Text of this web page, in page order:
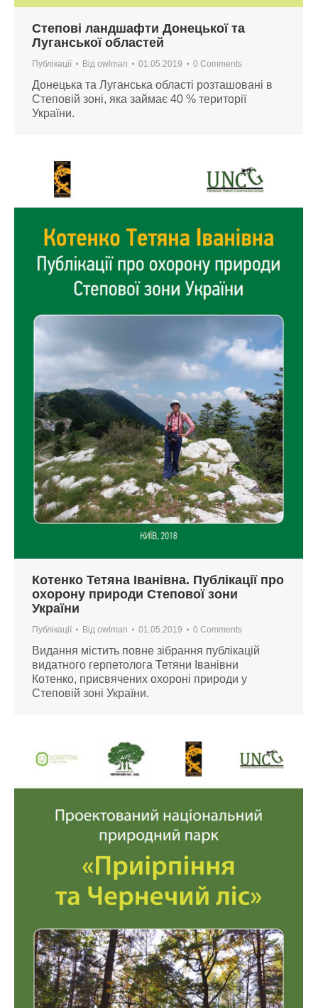
Степові ландшафти Донецької та
Луганської областей
Публікації Від owlman 01.05.2019 0 Comments
Донецька та Луганська області розташовані в
Степовій зоні, яка займає 40 % території
України.
Котенко Тетяна Іванівна. Публікації про
охорону природи Степової зони
України
Публікації Від owlman 01.05.2019 0 Comments
Видання містить повне зібрання публікацій
видатного герпетолога Тетяни Іванівни
Котенко, присвячених охороні природи у
Степовій зоні України.